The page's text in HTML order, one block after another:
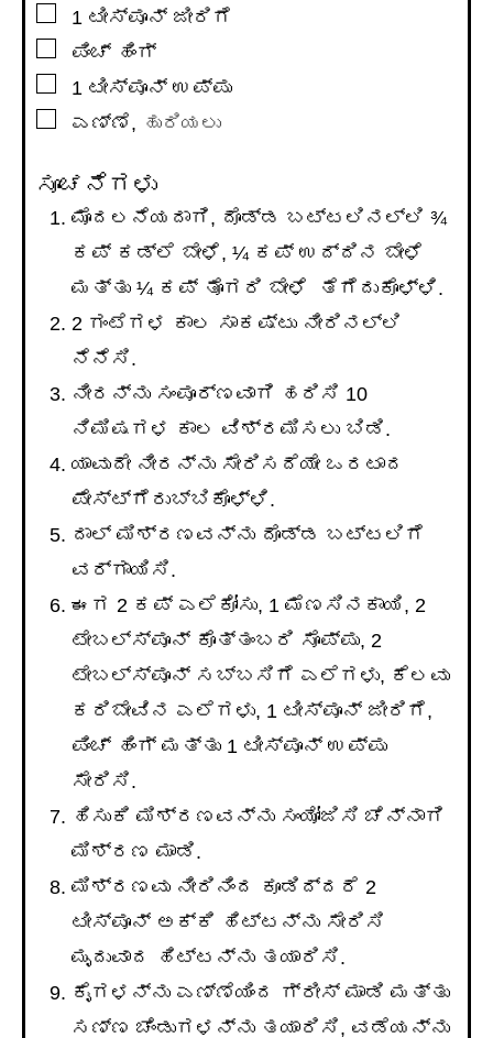
▢1 ಟೀಸ್ಪೂನ್ ಜೀರಿಗೆ
▢ಪಿಂಚ್ ಹಿಂಗ್
▢1 ಟೀಸ್ಪೂನ್ ಉಪ್ಪು
▢ಎಣ್ಣೆ, ಹುರಿಯಲು
ಸೂಚನೆಗಳು
ಮೊದಲನೆಯದಾಗಿ, ದೊಡ್ಡ ಬಟ್ಟಲಿನಲ್ಲಿ ¾
ಕಪ್ ಕಡ್ಲೆ ಬೇಳೆ, ¼ ಕಪ್ ಉದ್ದಿನ ಬೇಳೆ
ಮತ್ತು ¼ ಕಪ್ ತೊಗರಿ ಬೇಳೆ ತೆಗೆದುಕೊಳ್ಳಿ.
2 ಗಂಟೆಗಳ ಕಾಲ ಸಾಕಷ್ಟು ನೀರಿನಲ್ಲಿ
ನೆನೆಸಿ.
ನೀರನ್ನು ಸಂಪೂರ್ಣವಾಗಿ ಹರಿಸಿ 10
ನಿಮಿಷಗಳ ಕಾಲ ವಿಶ್ರಮಿಸಲು ಬಿಡಿ.
ಯಾವುದೇ ನೀರನ್ನು ಸೇರಿಸದೆಯೇ ಒರಟಾದ
ಪೇಸ್ಟ್ಗೆರುಬ್ಬಿಕೊಳ್ಳಿ.
ದಾಲ್ ಮಿಶ್ರಣವನ್ನು ದೊಡ್ಡ ಬಟ್ಟಲಿಗೆ
ವರ್ಗಾಯಿಸಿ.
ಈಗ 2 ಕಪ್ ಎಲೆಕೋಸು, 1 ಮೆಣಸಿನಕಾಯಿ, 2
ಟೇಬಲ್ಸ್ಪೂನ್ ಕೊತ್ತಂಬರಿ ಸೊಪ್ಪು, 2
ಟೇಬಲ್ಸ್ಪೂನ್ ಸಬ್ಬಸಿಗೆ ಎಲೆಗಳು, ಕೆಲವು
ಕರಿಬೇವಿನ ಎಲೆಗಳು, 1 ಟೀಸ್ಪೂನ್ ಜೀರಿಗೆ,
ಪಿಂಚ್ ಹಿಂಗ್ ಮತ್ತು 1 ಟೀಸ್ಪೂನ್ ಉಪ್ಪು
ಸೇರಿಸಿ.
ಹಿಸುಕಿ ಮಿಶ್ರಣವನ್ನು ಸಂಯೋಜಿಸಿ ಚೆನ್ನಾಗಿ
ಮಿಶ್ರಣ ಮಾಡಿ.
ಮಿಶ್ರಣವು ನೀರಿನಿಂದ ಕೂಡಿದ್ದರೆ 2
ಟೀಸ್ಪೂನ್ ಅಕ್ಕಿ ಹಿಟ್ಟನ್ನು ಸೇರಿಸಿ
ಮೃದುವಾದ ಹಿಟ್ಟನ್ನು ತಯಾರಿಸಿ.
ಕೈಗಳನ್ನು ಎಣ್ಣೆಯಿಂದ ಗ್ರೀಸ್ ಮಾಡಿ ಮತ್ತು
ಸಣ್ಣ ಚೆಂಡುಗಳನ್ನು ತಯಾರಿಸಿ, ವಡೆಯನ್ನು